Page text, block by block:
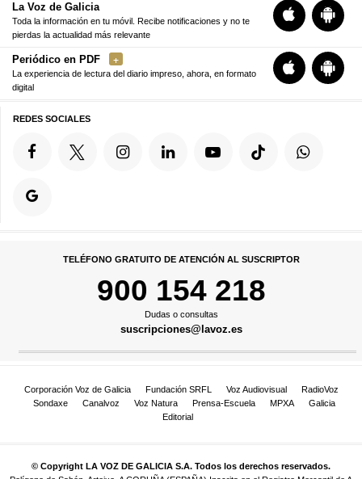
La Voz de Galicia
Toda la información en tu móvil. Recibe notificaciones y no te
pierdas la actualidad más relevante
Periódico en PDF
La experiencia de lectura del diario impreso, ahora, en formato
digital
REDES SOCIALES
TELÉFONO GRATUITO DE ATENCIÓN AL SUSCRIPTOR
900 154 218
Dudas o consultas
suscripciones@lavoz.es
Corporación Voz de Galicia Fundación SRFL Voz Audiovisual
RadioVoz
Sondaxe
Canalvoz Voz Natura Prensa-Escuela MPXA
Galicia
Editorial
© Copyright LA VOZ DE GALICIA S.A. Todos los derechos reservados.